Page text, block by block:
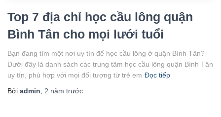
Top 7 địa chỉ học cầu lông quận
Bình Tân cho mọi lưới tuổi
Bạn đang tìm một nơi uy tín để học cầu lông ở quận Bình Tân?
Dưới đây là danh sách các trung tâm học cầu lông quận Bình Tân
uy tín, phù hợp với mọi đối tượng từ trẻ em Đọc tiếp
Bởi admin 2 năm trước